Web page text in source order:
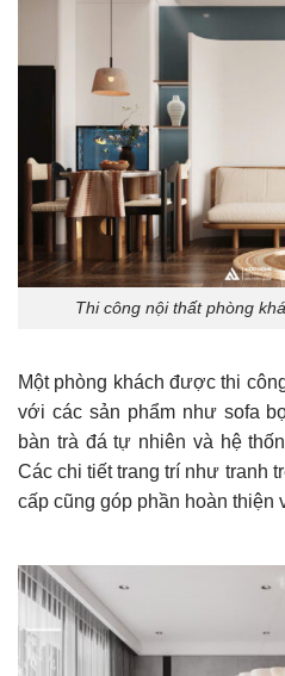
Thi công nội thất phòng
Một phòng khách được thi
với các sản phẩm như sofa
bàn trà đá tự nhiên và hệ
Các chi tiết trang trí như tranh
cấp cũng góp phần hoàn thiện